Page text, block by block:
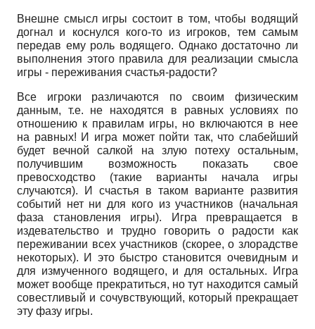
Внешне смысл игры состоит в том, чтобы водящий
догнал и коснулся кого-то из игроков, тем самым
передав ему роль водящего. Однако достаточно ли
выполнения этого правила для реализации смысла
игры - переживания счастья-радости?
Все игроки различаются по своим физическим
данным, т.е. не находятся в равных условиях по
отношению к правилам игры, но включаются в нее
на равных! И игра может пойти так, что слабейший
будет вечной салкой на злую потеху остальным,
получившим возможность показать свое
превосходство (такие варианты начала игры
случаются). И счастья в таком варианте развития
событий нет ни для кого из участников (начальная
фаза становления игры). Игра превращается в
издевательство и трудно говорить о радости как
переживании всех участников (скорее, о злорадстве
некоторых). И это быстро становится очевидным и
для измученного водящего, и для остальных. Игра
может вообще прекратиться, но тут находится самый
совестливый и сочувствующий, который прекращает
эту фазу игры.